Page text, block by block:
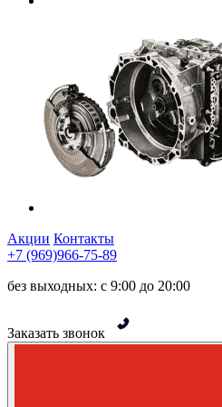
Акции Контакты
+7 (969)966-75-89
без выходных: с 9:00 до 20:00
Заказать звонок